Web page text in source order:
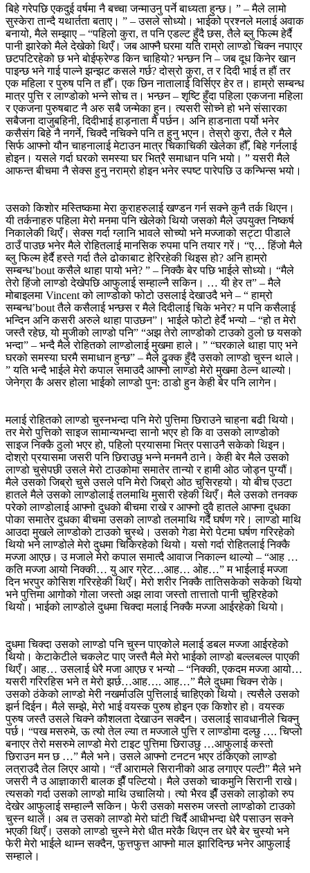
बिहे गरेपछि एकदुई वर्षमा नै बच्चा जन्माउनु पर्ने बाध्यता हुन्छ। ” – मैले लामो
सुस्केरा तान्दै यथार्तता बताए। ” – उसले सोध्यो। भाईको प्रश्नले मलाई अवाक
बनायो, मैले सम्झाए – “पहिलो कुरा, त पनि एडल्ट हुँदै छस, तैले ब्लु फिल्म हेर्दै
पानी झारेको मैले देखेको थिएँ। जब आफ्नै घरमा यति राम्रो लाण्डो चिक्न नपाएर
छटपटिरहेको छ भने बोईफ्रेण्ड किन चाहियो? भन्छन नि – जब दूध किनेर खान
पाइन्छ भने गाई पाल्ने झन्झट कसले गर्छ? दोस्रो कुरा, त र दिदी भाई त हौं तर
एक महिला र पुरुष पनि त हौँ। एक छिन नातालाई विर्सिएर हेर त। हाम्रो सम्बन्ध
मात्र पुत्ति र लाण्डोको भन्ने सोच त। भन्छन – शृष्टि हुँदा पहिला एकजना महिला
र एकजना पुरुषबाट नै अरु सबै जन्मेका हुन। त्यसरी सोच्ने हो भने संसारका
सबैजना दाजुबहिनी, दिदीभाई हाड़नाता मै पर्छन। अनि हाडनाता पर्यो भनेर
कसैसंग बिहे नै नगर्ने, चिक्दै नचिक्ने पनि त हुनु भएन। तेस्रो कुरा, तैले र मैले
सिर्फ आफ्नो यौन चाहनालाई मेटाउन मात्र चिकाचिकी खेलेका हौँ, बिहे गर्नलाई
होइन। यसले गर्दा घरको समस्या घर भित्रै समाधान पनि भयो। ” यसरी मैले
आफन्त बीचमा नै सेक्स हुनु नराम्रो होइन भनेर स्पष्ट पारेपछि उ कन्भिन्स भयो।
उसको किशोर मस्तिष्कमा मेरा कुराहरुलाई खण्डन गर्न सक्ने कुनै तर्क थिएन।
यी तर्कनाहरु पहिला मेरो मनमा पनि खेलेको थियो जसको मैले उपयुक्त निष्कर्ष
निकालेकी थिएँ। सेक्स गर्दा ग्लानि भावले सोच्यो भने मज्जाको सट्टा पीडाले
ठाउँ पाउछ भनेर मैले रोहितलाई मानसिक रुपमा पनि तयार गरें। “ए… हिंजो मैले
ब्लु फिल्म हेर्दै हस्ते गर्दा तैले ढोकाबाट हेरिरहेकी थिइस हो? अनि हाम्रो
सम्बन्ध’bout कसैले थाहा पायो भने? ” – निक्कै बेर पछि भाईले सोध्यो। “मैले
तेरो हिंजो लाण्डो देखेपछि आफुलाई सम्हाल्नै सकिन। … यी हेर त” – मैले
मोबाइलमा Vincent को लाण्डोको फोटो उसलाई देखाउदै भने – “ हाम्रो
सम्बन्ध’bout तैले कसैलाई भन्छस र मैले दिदीलाई चिके भनेर? म पनि कसैलाई
भन्दिन अनि कसरी अरुले थाहा पाउछन”। भाईले फोटो हेर्दै भन्यो – “हो त मेरो
जस्तै रहेछ, यो मुजीको लाण्डो पनि” “अझ तेरो लाण्डोको टाउको ठुलो छ यसको
भन्दा” – भन्दै मैले रोहितको लाण्डोलाई मुखमा हाले। ” “घरकाले थाहा पाए भने
घरको समस्या घरमै समाधान हुन्छ” – मैले ढुक्क हुँदै उसको लाण्डो चुस्न थाले।
” यति भन्दै भाईले मेरो कपाल समाउदै आफ्नो लाण्डो मेरो मुखमा ठेल्न थाल्यो।
जेनेग्रा कै असर होला भाईको लाण्डो पुन: ठाडो हुन केही बेर पनि लागेन।
मलाई रोहितको लाण्डो चुस्नभन्दा पनि मेरो पुत्तिमा छिराउने चाहना बढी थियो।
तर मेरो पुत्तिको साइज सामान्यभन्दा सानो भएर हो कि वा उसको लाण्डोको
साइज निक्कै ठुलो भएर हो, पहिलो प्रयासमा भित्र पसाउनै सकेको थिइन।
दोश्रो प्रयासमा जसरी पनि छिराउछु भन्ने मनमनै ठाने। केही बेर मैले उसको
लाण्डो चुसेपछी उसले मेरो टाउकोमा समातेर तान्यो र हामी ओठ जोड्न पुग्यौं।
मैले उसको जिब्रो चुसे उसले पनि मेरो जिब्रो ओठ चुसिरहयो। यो बीच एउटा
हातले मैले उसको लाण्डोलाई तलमाथि मुसारी रहेकी थिएँ। मैले उसको तनक्क
परेको लाण्डोलाई आफ्नो दुधको बीचमा राखे र आफ्नो दुवै हातले आफ्ना दुधका
पोका समातेर दुधका बीचमा उसको लाण्डो तलमाथि गर्दै घर्षण गरे। लाण्डो माथि
आउदा मुखले लाण्डोको टाउको चुस्थे। उसको गेडा मेरो पेटमा घर्षण गरिरहेको
थियो भने लाण्डोले मेरो दुधमा चिकिरहेको थियो। यसो गर्दा रोहितलाई निक्कै
मज्जा आएछ। उ मजाले मेरो कपाल समात्दै आवाज निकाल्न थाल्यो – “आह …
कति मज्जा आयो निक्की… यु आर ग्रेट…आह… ओह…” म भाईलाई मज्जा
दिन भरपुर कोसिश गरिरहेकी थिएँ। मेरो शरीर निक्कै तातिसकेको सकेको थियो
भने पुत्तिमा आगोको गोला जस्तो अझ लावा जस्तो तात्तातो पानी चुहिरहेको
थियो। भाईको लाण्डोले दुधमा चिक्दा मलाई निक्कै मज्जा आईरहेको थियो।
दुधमा चिक्दा उसको लाण्डो पनि चुस्न पाएकोले मलाई डबल मज्जा आईरहेको
थियो। केटाकेटीले चकलेट पाए जस्तै मैले मेरो भाईको लाण्डो बल्लबल्ल पाएकी
थिएँ। आह… उसलाई धेरै मजा आएछ र भन्यो – “निक्की, एकदम मज्जा आयो…
यसरी गरिरहिस भने त मेरो झर्छ…आह…. आह…” मैले दुधमा चिक्न रोके।
उसको ठंकेको लाण्डो मेरी नखर्माउलि पुत्तिलाई चाहिएको थियो। त्यसैले उसको
झर्न दिईन। मैले सम्झे, मेरो भाई वयस्क पुरुष होइन एक किशोर हो। वयस्क
पुरुष जस्तै उसले चिक्ने कौशलता देखाउन सक्दैन। उसलाई सावधानीले चिक्नु
पर्छ। “पख मसरुमे, ऊ त्यो तेल ल्या त मज्जाले पुत्ति र लाण्डोमा दल्छु …. चिप्लो
बनाएर तेरो मसरुमे लाण्डो मेरो टाइट पुत्तिमा छिराउछु …आफुलाई कस्तो
छिराउन मन छ …” मैले भने। उसले आफ्नो टनटन भएर ठंकिएको लाण्डो
लत्राउदै तेल लिएर आयो। “तँ आरामले सिरानीको आड लगाएर पल्टी” मैले भने
जसरी नै उ आज्ञाकारी बालक झैँ पल्टियो। मैले उसको चाकमुनि सिरानी राखे।
त्यसको गर्दा उसको लाण्डो माथि उचालियो। त्यो भैरव झैँ उसको लाड़ोको रुप
देखेर आफुलाई सम्हाल्नै सकिन। फेरी उसको मसरुम जस्तो लाण्डोको टाउको
चुस्न थालें। अब त उसको लाण्डो मेरो घांटी चिर्दै आधीभन्दा धेरै पसाउन सक्ने
भएकी थिएँ। उसको लाण्डो चुस्ने मेरो धीत मरेकै थिएन तर धेरै बेर चुस्यो भने
फेरी मेरो भाईले थाम्न सक्दैन, फुत्तफुत्त आफ्नो माल झारिदिन्छ भनेर आफुलाई
सम्हाले।